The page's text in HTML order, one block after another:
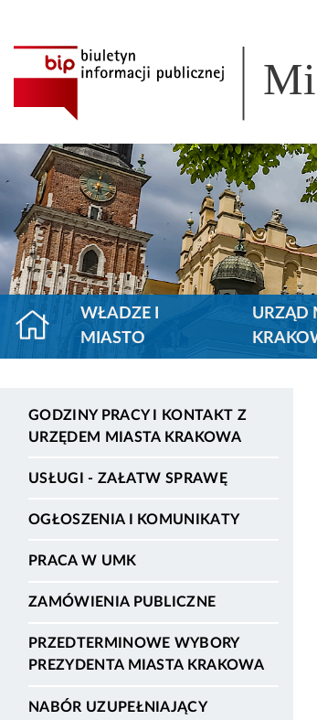
WŁADZE I
MIASTO
URZĄD
GODZINY PRACY I KONTAKT Z
URZĘDEM MIASTA KRAKOWA
USŁUGI - ZAŁATW SPRAWĘ
OGŁOSZENIA I KOMUNIKATY
PRACA W UMK
ZAMÓWIENIA PUBLICZNE
PRZEDTERMINOWE WYBORY
PREZYDENTA MIASTA KRAKOWA
NABÓR UZUPEŁNIAJĄCY